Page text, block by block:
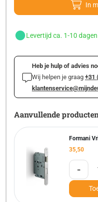
In
Levertijd ca. 1-10 dagen
Heb je hulp of advies
Wij helpen je graag +31
Aanvullende
Formani
35,50
-